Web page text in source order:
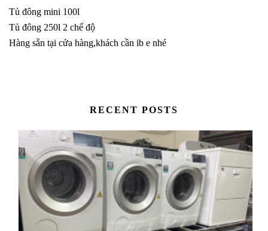
Tủ đông mini 100l
Tủ đông 250l 2 chế độ
Hàng sẵn tại cửa hàng,khách cần ib e nhé
RECENT POSTS